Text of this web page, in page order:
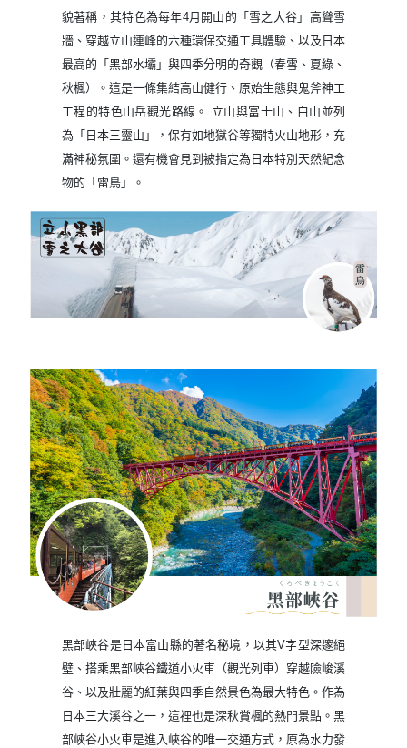
貌著稱，其特色為每年4月開山的「雪之大谷」高聳雪
牆、穿越立山連峰的六種環保交通工具體驗、以及日本
最高的「黑部水壩」與四季分明的奇觀（春雪、夏綠、
秋楓）。這是一條集結高山健行、原始生態與鬼斧神工
工程的特色山岳觀光路線。 立山與富士山、白山並列
為「日本三靈山」，保有如地獄谷等獨特火山地形，充
滿神秘氛圍。還有機會見到被指定為日本特別天然紀念
物的「雷鳥」。
黑部峽谷是日本富山縣的著名秘境，以其V字型深邃絕
壁、搭乘黑部峽谷鐵道小火車（觀光列車）穿越險峻溪
谷、以及壯麗的紅葉與四季自然景色為最大特色。作為
日本三大溪谷之一，這裡也是深秋賞楓的熱門景點。黑
部峽谷小火車是進入峽谷的唯一交通方式，原為水力發